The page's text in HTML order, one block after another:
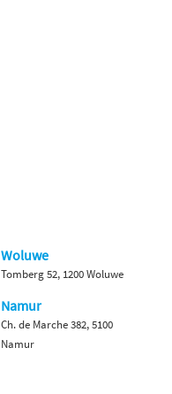
Woluwe
Tomberg 52, 1200 Woluwe
Namur
Ch. de Marche 382, 5100
Namur